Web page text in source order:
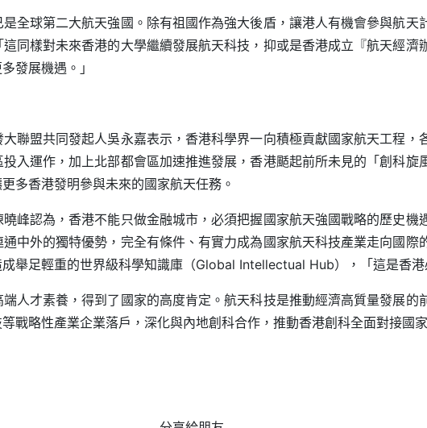
全球第二大航天強國。除有祖國作為強大後盾，讓港人有機會參與航天
同樣對未來香港的大學繼續發展航天科技，抑或是香港成立『航天經濟
發展機遇。」
聯盟共同發起人吳永嘉表示，香港科學界一向積極貢獻國家航天工程，
入運作，加上北部都會區加速推進發展，香港颳起前所未見的「創科旋
多香港發明參與未來的國家航天任務。
峰認為，香港不能只做金融城市，必須把握國家航天強國戰略的歷史機
中外的獨特優勢，完全有條件、有實力成為國家航天科技產業走向國際
舉足輕重的世界級科學知識庫（Global Intellectual Hub），「這是香港
人才素養，得到了國家的高度肯定。航天科技是推動經濟高質量發展的
戰略性產業企業落戶，深化與內地創科合作，推動香港創科全面對接國